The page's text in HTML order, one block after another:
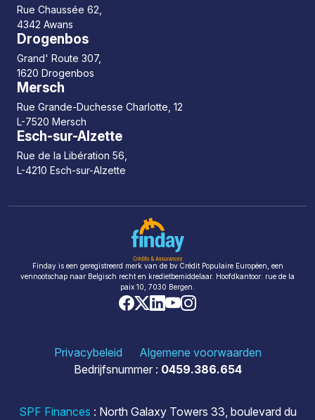
Rue Chaussée 62,
4342 Awans
Drogenbos
Grand' Route 307,
1620 Drogenbos
Mersch
Rue Grande-Duchesse Charlotte, 12
L-7520 Mersch
Esch-sur-Alzette
Rue de la Libération 56,
L-4210 Esch-sur-Alzette
Finday is een geregistreerd merk van de bv Crédit Populaire Européen, een
vennootschap naar Belgisch recht en kredietbemiddelaar. Hoofdkantoor: rue de la
paix 10, 7030 Bergen.
Privacybeleid
Algemene voorwaarden
Bedrijfsnummer : 0459.386.654
SPF Finances : North Galaxy Towers 33, boulevard du